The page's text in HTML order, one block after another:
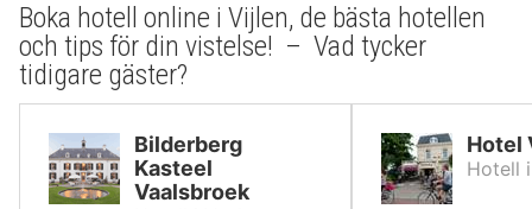
Boka hotell online i Vijlen, de bästa hotellen
och tips för din vistelse! – Vad tycker
tidigare gäster?
Bilderberg
Kasteel
Vaalsbroek
Hotel
Hotell